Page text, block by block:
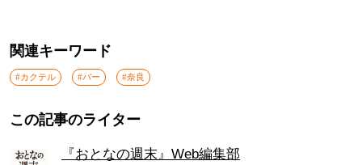
関連キーワード
#カクテル #バー #奈良
この記事のライター
『おとなの週末』Web編集部